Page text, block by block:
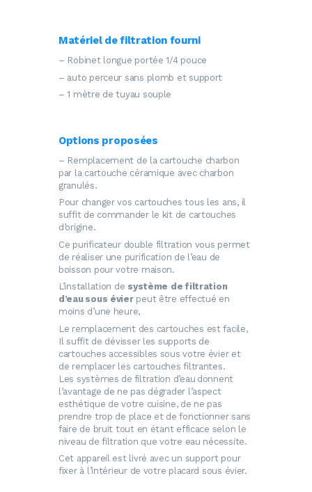
Matériel de filtration fourni
– Robinet longue portée 1/4 pouce
– auto perceur sans plomb et support
– 1 mètre de tuyau souple
Options proposées
– Remplacement de la cartouche charbon
par la cartouche céramique avec charbon
granulés.
Pour changer vos cartouches tous les ans, il
suffit de commander le kit de cartouches
d’origine.
Ce purificateur double filtration vous permet
de réaliser une purification de l’eau de
boisson pour votre maison.
L’installation de système de filtration
d’eausous évierpeut être effectué en
moins d’une heure,
Le remplacement des cartouches est facile,
Il suffit de dévisser les supports de
cartouches accessibles sous votre évier et
de remplacer les cartouches filtrantes.
Les systèmes de filtration d’eau donnent
l’avantage de ne pas dégrader l’aspect
esthétique de votre cuisine, de ne pas
prendre trop de place et de fonctionner sans
faire de bruit tout en étant efficace selon le
niveau de filtration que votre eau nécessite.
Cet appareil est livré avec un support pour
fixer à l’intérieur de votre placard sous évier.